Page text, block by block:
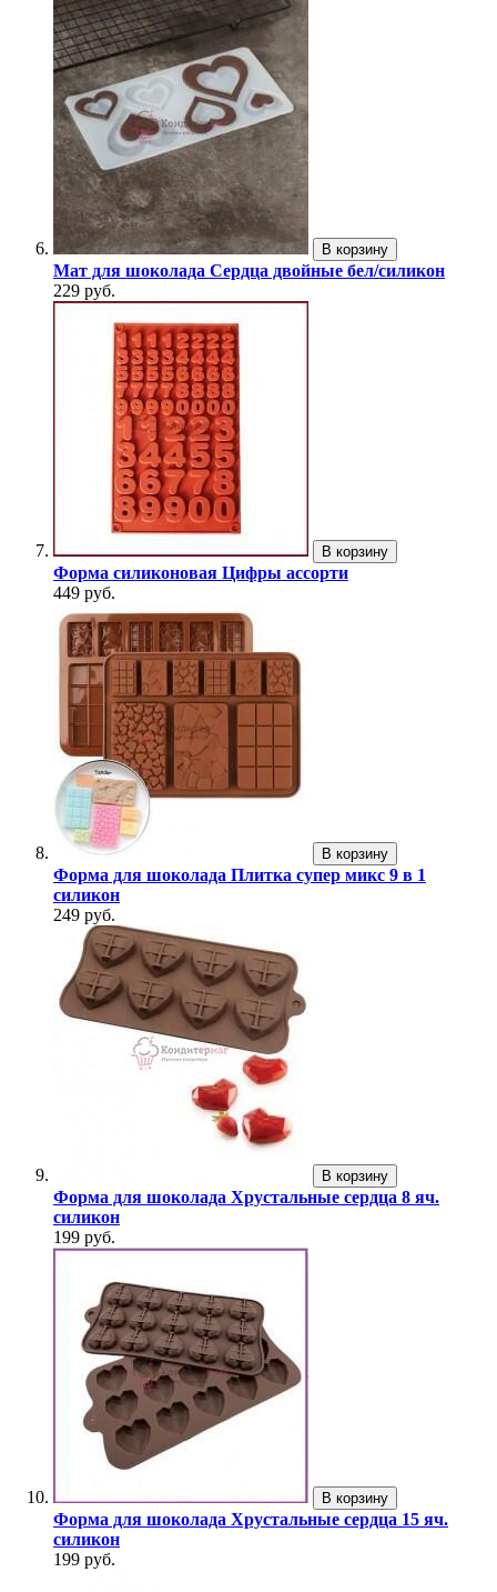
В корзину
Мат для шоколада Сердца двойные бел/силикон
229 руб.
В корзину
Форма силиконовая Цифры ассорти
449 руб.
В корзину
Форма для шоколада Плитка супер микс 9 в 1
силикон
249 руб.
В корзину
Форма для шоколада Хрустальные сердца 8 яч.
силикон
199 руб.
В корзину
Форма для шоколада Хрустальные сердца 15 яч.
силикон
199 руб.